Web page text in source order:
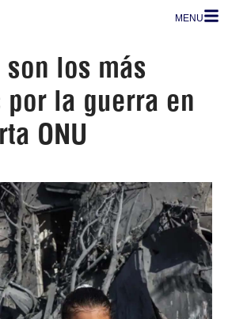
MENU
los más
por la guerra en
ONU